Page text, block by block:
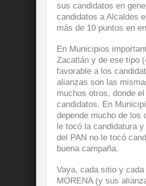
sus candidatos en
candidatos a Alcaldes
más de 10 puntos en
En Municipios
Zacatlán y de ese tipo
favorable a los
alianzas son las
muchos otros, donde
candidatos. En
depende mucho de los
le tocó la candidatura
del PAN no le tocó
buena campaña.
Vaya, cada sitio y
MORENA (y sus